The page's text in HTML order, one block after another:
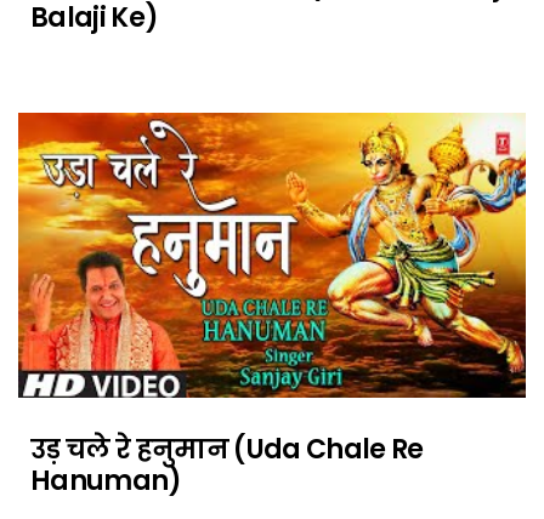
Balaji Ke)
उड़ चले रे हनुमान (Uda Chale Re
Hanuman)